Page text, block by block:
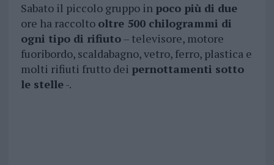
Sabato il piccolo gruppo in poco più di due
ore ha raccolto oltre 500 chilogrammi di
ogni tipo di rifiuto– televisore, motore
fuoribordo, scaldabagno, vetro, ferro, plastica e
molti rifiuti frutto dei pernottamenti sotto
le stelle-.